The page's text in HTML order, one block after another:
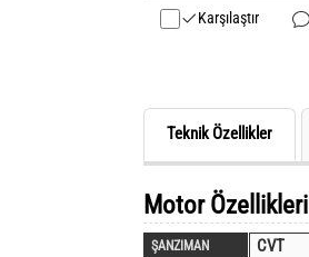
Karşılaştır
Teknik Özellikler
Motor Özellikleri
ŞANZIMAN CVT